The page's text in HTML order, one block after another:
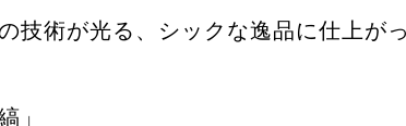
技術が光る、シックな逸品に仕上が
」